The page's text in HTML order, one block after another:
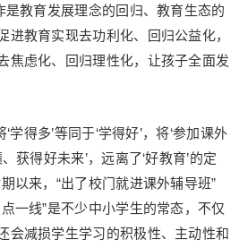
是教育发展理念的回归、教育生态的
进教育实现去功利化、回归公益化，
焦虑化、回归理性化，让孩子全面发
学得多’等同于‘学得好’，将‘参加课外
获得好未来’，远离了‘好教育’的定
以来，“出了校门就进课外辅导班”
一线”是不少中小学生的常态，不仅
会减损学生学习的积极性、主动性和